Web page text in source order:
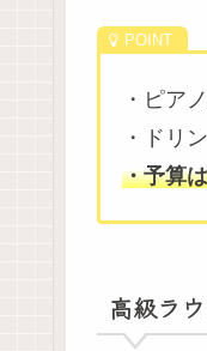
・ピア
・ドリ
・予算
高級ラ